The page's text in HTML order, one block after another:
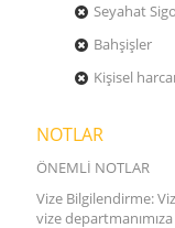
Seyahat
Bahşişler
Kişisel
NOTLAR
ÖNEMLİ NOTLAR
Vize Bilgilendirme:
vize